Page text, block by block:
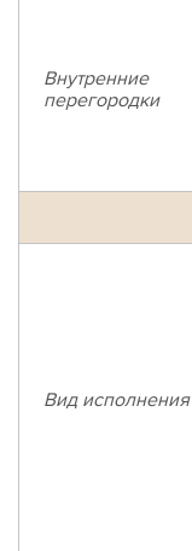
Внутренние
перегородки
Вид исполнения